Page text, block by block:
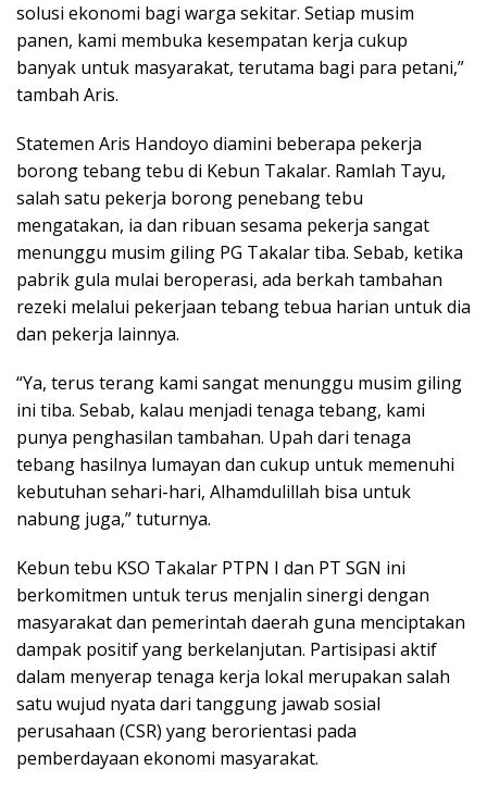
solusi ekonomi bagi warga sekitar. Setiap musim
panen, kami membuka kesempatan kerja cukup
banyak untuk masyarakat, terutama bagi para petani,”
tambah Aris.
Statemen Aris Handoyo diamini beberapa pekerja
borong tebang tebu di Kebun Takalar. Ramlah Tayu,
salah satu pekerja borong penebang tebu
mengatakan, ia dan ribuan sesama pekerja sangat
menunggu musim giling PG Takalar tiba. Sebab, ketika
pabrik gula mulai beroperasi, ada berkah tambahan
rezeki melalui pekerjaan tebang tebua harian untuk dia
dan pekerja lainnya.
“Ya, terus terang kami sangat menunggu musim giling
ini tiba. Sebab, kalau menjadi tenaga tebang, kami
punya penghasilan tambahan. Upah dari tenaga
tebang hasilnya lumayan dan cukup untuk memenuhi
kebutuhan sehari-hari, Alhamdulillah bisa untuk
nabung juga,” tuturnya.
Kebun tebu KSO Takalar PTPN I dan PT SGN ini
berkomitmen untuk terus menjalin sinergi dengan
masyarakat dan pemerintah daerah guna menciptakan
dampak positif yang berkelanjutan. Partisipasi aktif
dalam menyerap tenaga kerja lokal merupakan salah
satu wujud nyata dari tanggung jawab sosial
perusahaan (CSR) yang berorientasi pada
pemberdayaan ekonomi masyarakat.